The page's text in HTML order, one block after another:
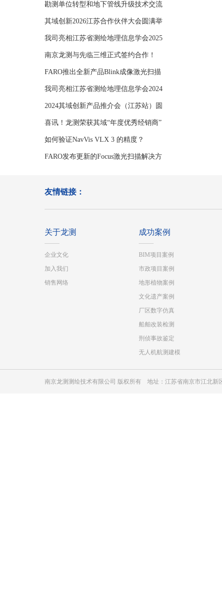
勘测单位转型和地下管线升级技术交流
会
其域创新2026江苏合作伙伴大会圆满举
办
我司亮相江苏省测绘地理信息学会2025
年学
南京龙测与先临三维正式签约合作！
FARO推出全新产品Blink成像激光扫描
仪
我司亮相江苏省测绘地理信息学会2024
年学
2024其域创新产品推介会（江苏站）圆
满举
喜讯！龙测荣获其域“年度优秀经销商”
如何验证NavVis VLX 3 的精度？
FARO发布更新的Focus激光扫描解决方
友情链接：
关于龙测
企业文化
加入我们
销售网络
成功案例
BIM项目案例
市政项目案例
地形植物案例
文化遗产案例
厂区数字仿真
船舶改装检测
刑侦事故鉴定
无人机航测建模
南京龙测测绘技术有限公司 版权所有 地址：江苏省南京市江北